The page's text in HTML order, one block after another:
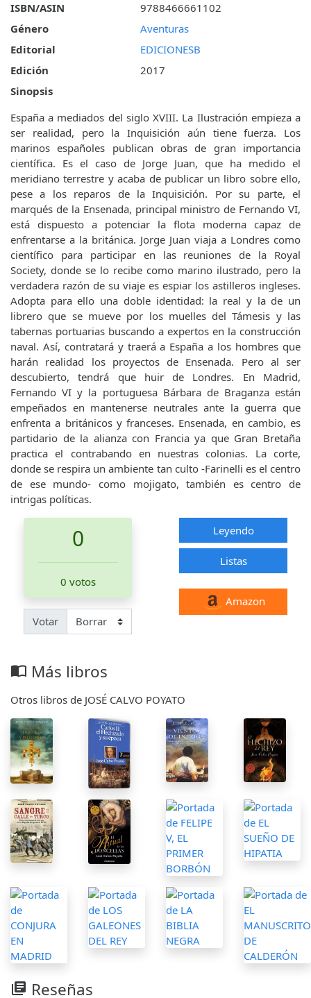
ISBN/ASIN
9788466661102
Género
Aventuras
Editorial
EDICIONESB
Edición
2017
Sinopsis
España a mediados del siglo XVIII. La Ilustración empieza a
ser realidad, pero la Inquisición aún tiene fuerza. Los
marinos españoles publican obras de gran importancia
científica. Es el caso de Jorge Juan, que ha medido el
meridiano terrestre y acaba de publicar un libro sobre ello,
pese a los reparos de la Inquisición. Por su parte, el
marqués de la Ensenada, principal ministro de Fernando VI,
está dispuesto a potenciar la flota moderna capaz de
enfrentarse a la británica. Jorge Juan viaja a Londres como
científico para participar en las reuniones de la Royal
Society, donde se lo recibe como marino ilustrado, pero la
verdadera razón de su viaje es espiar los astilleros ingleses.
Adopta para ello una doble identidad: la real y la de un
librero que se mueve por los muelles del Támesis y las
tabernas portuarias buscando a expertos en la construcción
naval. Así, contratará y traerá a España a los hombres que
harán realidad los proyectos de Ensenada. Pero al ser
descubierto, tendrá que huir de Londres. En Madrid,
Fernando VI y la portuguesa Bárbara de Braganza están
empeñados en mantenerse neutrales ante la guerra que
enfrenta a británicos y franceses. Ensenada, en cambio, es
partidario de la alianza con Francia ya que Gran Bretaña
practica el contrabando en nuestras colonias. La corte,
donde se respira un ambiente tan culto -Farinelli es el centro
de ese mundo- como mojigato, también es centro de
intrigas políticas.
0
0 votos
Votar
Leyendo
Listas
Amazon
import_contacts Más libros
Otros libros de JOSÉ CALVO POYATO
library_books Reseñas